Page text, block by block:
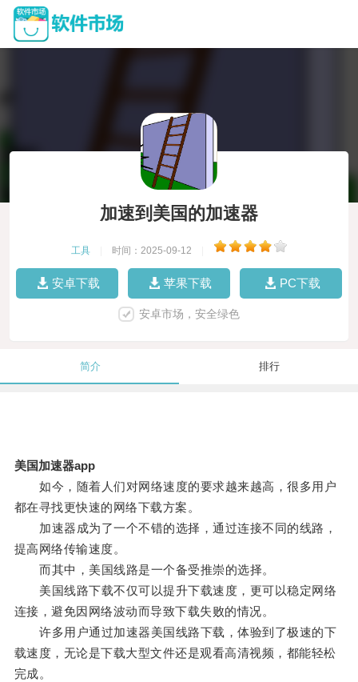
加速到美国的加速器
工具 时间：2025-09-12
安卓下载 苹果下载 PC下载
安卓市场，安全绿色
简介 排行
美国加速器app
如今，随着人们对网络速度的要求越来越高，很多用户
都在寻找更快速的网络下载方案。
加速器成为了一个不错的选择，通过连接不同的线路，
提高网络传输速度。
而其中，美国线路是一个备受推崇的选择。
美国线路下载不仅可以提升下载速度，更可以稳定网络
连接，避免因网络波动而导致下载失败的情况。
许多用户通过加速器美国线路下载，体验到了极速的下
载速度，无论是下载大型文件还是观看高清视频，都能轻松
完成。